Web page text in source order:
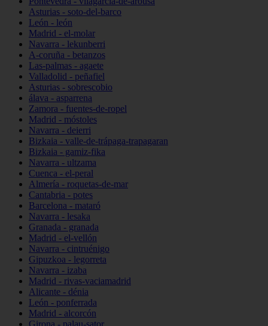
Asturias - soto-del-barco
León - león
Madrid - el-molar
Navarra - lekunberri
A-coruña - betanzos
Las-palmas - agaete
Valladolid - peñafiel
Asturias - sobrescobio
álava - asparrena
Zamora - fuentes-de-ropel
Madrid - móstoles
Navarra - deierri
Bizkaia - valle-de-trápaga-trapagaran
Bizkaia - gamiz-fika
Navarra - ultzama
Cuenca - el-peral
Almería - roquetas-de-mar
Cantabria - potes
Barcelona - mataró
Navarra - lesaka
Granada - granada
Madrid - el-vellón
Navarra - cintruénigo
Gipuzkoa - legorreta
Navarra - izaba
Madrid - rivas-vaciamadrid
Alicante - dénia
León - ponferrada
Madrid - alcorcón
Girona - palau-sator